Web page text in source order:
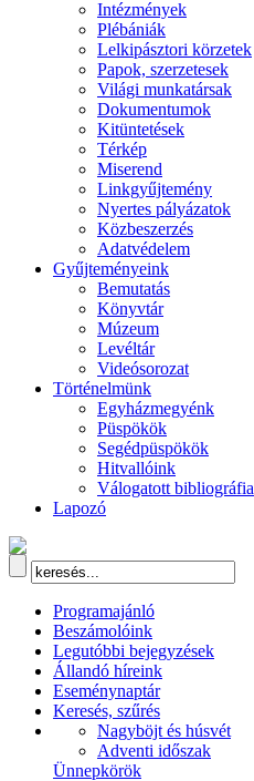
Intézmények
Plébániák
Lelkipásztori körzetek
Papok, szerzetesek
Világi munkatársak
Dokumentumok
Kitüntetések
Térkép
Miserend
Linkgyűjtemény
Nyertes pályázatok
Közbeszerzés
Adatvédelem
Gyűjteményeink
Bemutatás
Könyvtár
Múzeum
Levéltár
Videósorozat
Történelmünk
Egyházmegyénk
Püspökök
Segédpüspökök
Hitvallóink
Válogatott bibliográfia
Lapozó
Programajánló
Beszámolóink
Legutóbbi bejegyzések
Állandó híreink
Eseménynaptár
Keresés, szűrés
Nagyböjt és húsvét
Adventi időszak
Ünnepkörök